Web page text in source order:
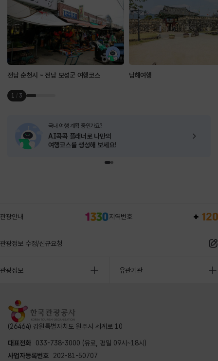
전남 순천시 ~ 전남 보성군 여행코스 남해여행
1 / 3
국내 여행 계획 중인가요?
AI콕콕 플래너로 나만의
여행코스를 생성해 보세요!
관광안내 지역번호
관광정보 수정/신규요청
관광정보 유관기관
(26464) 강원특별자치도 원주시 세계로 10
대표전화
033-738-3000 (유료, 평일 09시~18시)
사업자등록번호
202-81-50707